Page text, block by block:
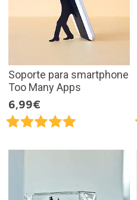
Soporte para smartphone
Too Many Apps
6,99€